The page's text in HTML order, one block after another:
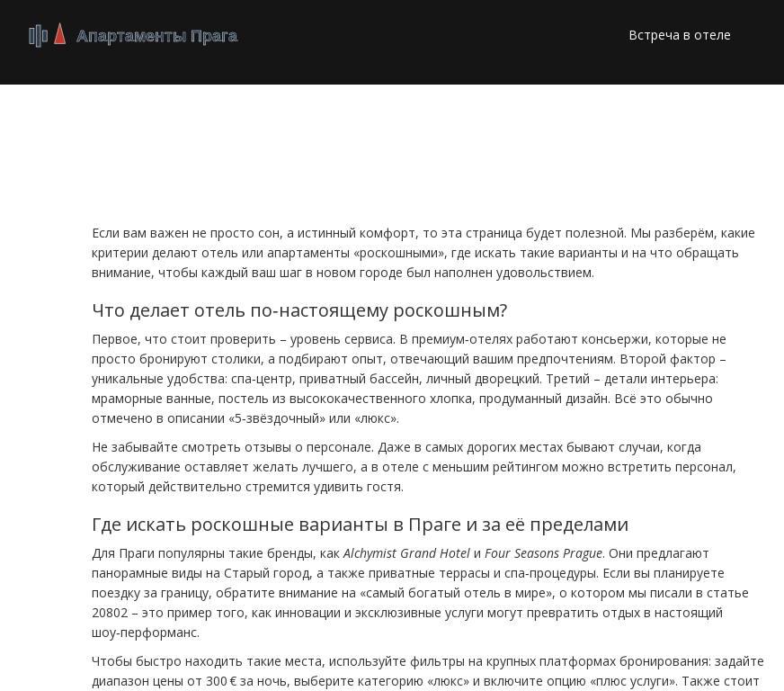
Встреча в отеле
Если вам важен не просто сон, а истинный комфорт, то эта страница будет полезной. Мы разберём, какие
критерии делают отель или апартаменты «роскошными», где искать такие варианты и на что обращать
внимание, чтобы каждый ваш шаг в новом городе был наполнен удовольствием.
Что делает отель по‑настоящему роскошным?
Первое, что стоит проверить – уровень сервиса. В премиум‑отелях работают консьержи, которые не
просто бронируют столики, а подбирают опыт, отвечающий вашим предпочтениям. Второй фактор –
уникальные удобства: спа‑центр, приватный бассейн, личный дворецкий. Третий – детали интерьера:
мраморные ванные, постель из высококачественного хлопка, продуманный дизайн. Всё это обычно
отмечено в описании «5‑звёздочный» или «люкс».
Не забывайте смотреть отзывы о персонале. Даже в самых дорогих местах бывают случаи, когда
обслуживание оставляет желать лучшего, а в отеле с меньшим рейтингом можно встретить персонал,
который действительно стремится удивить гостя.
Где искать роскошные варианты в Праге и за её пределами
Для Праги популярны такие бренды, какAlchymist Grand Hotel и Four Seasons Prague. Они предлагают
панорамные виды на Старый город, а также приватные террасы и спа‑процедуры. Если вы планируете
поездку за границу, обратите внимание на «самый богатый отель в мире», о котором мы писали в статье
20802 – это пример того, как инновации и эксклюзивные услуги могут превратить отдых в настоящий
шоу‑перформанс.
Чтобы быстро находить такие места, используйте фильтры на крупных платформах бронирования: задайте
диапазон цены от 300 € за ночь, выберите категорию «люкс» и включите опцию «плюс услуги». Также стоит